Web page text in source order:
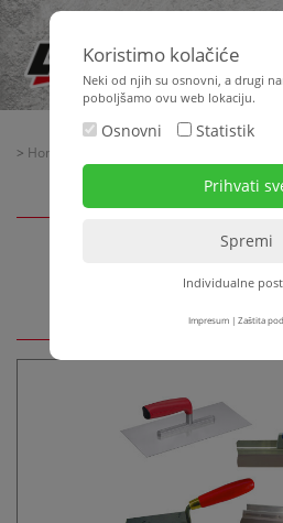
> Home
Ručni
Koristimo kolačiće
Neki od njih su osnovni, a drugi
poboljšamo ovu web lokaciju.
Osnovni Statistik
Individualne
Impresum| Zaštita